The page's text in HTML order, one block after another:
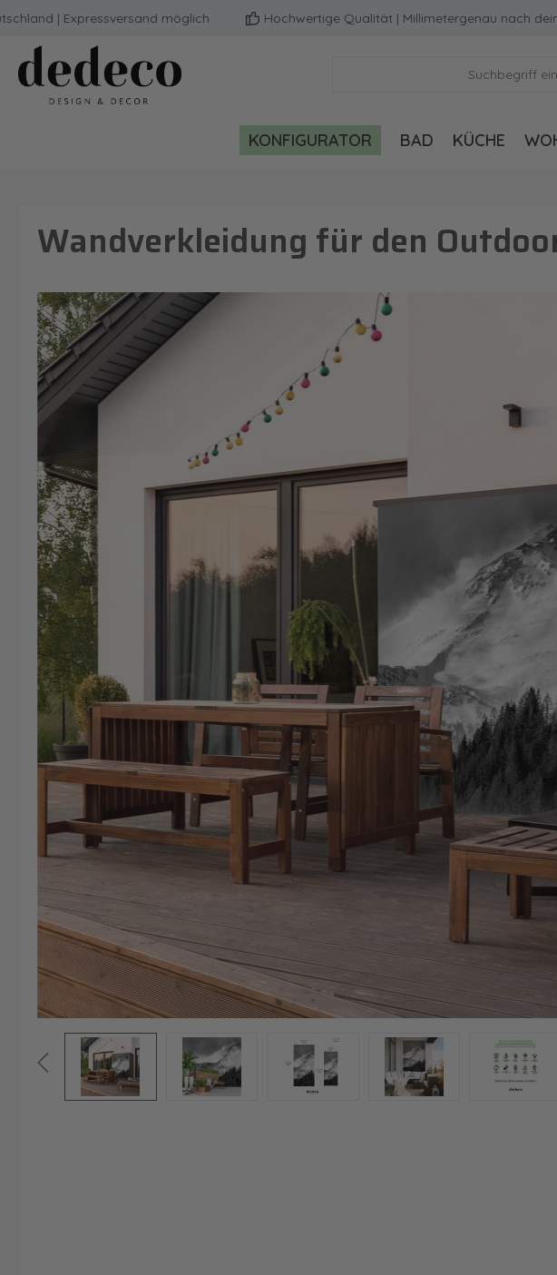
Hauptinhalt springen
Zur Suche springen
Zur Hauptnavigation springen
| Expressversand möglich Hochwertige Qualität | Millimetergenau nach deinem
KONFIGURATOR BAD KÜCHE
Wandverkleidung für den
Bildergalerie überspringen